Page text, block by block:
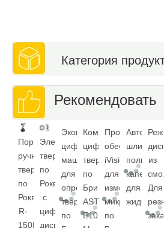
Категория
Рекомендовать
Портативный
ручной
твердомер
по
Роквеллу
R-
150P1
Электрический
твердомер
по
Роквеллу
циферблатным
дисплеем
Экономичная
цифровая
машина
для
определения
твердости
по
цифровой
твердомер
по
Бринеллю
ASTM
E10
Программное
обеспечение
iVision
для
измерения
по
капельница
для
жидкости
диск
из
смолы
Для
резки